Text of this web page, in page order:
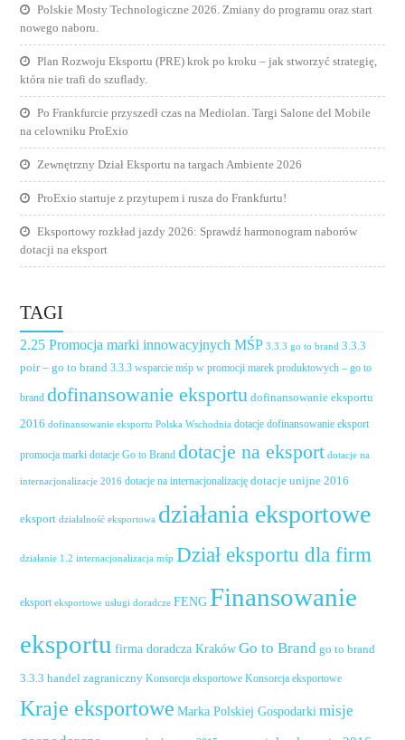
Polskie Mosty Technologiczne 2026. Zmiany do programu oraz start
nowego naboru.
Plan Rozwoju Eksportu (PRE) krok po kroku – jak stworzyć strategię,
która nie trafi do szuflady.
Po Frankfurcie przyszedł czas na Mediolan. Targi Salone del Mobile
na celowniku ProExio
Zewnętrzny Dział Eksportu na targach Ambiente 2026
ProExio startuje z przytupem i rusza do Frankfurtu!
Eksportowy rozkład jazdy 2026: Sprawdź harmonogram naborów
dotacji na eksport
TAGI
2.25 Promocja marki innowacyjnych MŚP 3.3.3 go to brand 3.3.3
poir – go to brand 3.3.3 wsparcie mśp w promocji marek produktowych – go to
brand dofinansowanie eksportu dofinansowanie eksportu
2016 dofinansowanie eksportu Polska Wschodnia dotacje dofinansowanie eksport
promocja marki dotacje Go to Brand dotacje na eksport dotacje na
internacjonalizacje 2016 dotacje na internacjonalizację dotacje unijne 2016
eksport działalność eksportowa działania eksportowe
działanie 1.2 internacjonalizacja mśp Dział eksportu dla firm
eksport eksportowe usługi doradcze FENG Finansowanie
eksportu firma doradcza Kraków Go to Brand go to brand
3.3.3 handel zagraniczny Konsorcja eksportowe Konsorcja eksportowe
Kraje eksportowe Marka Polskiej Gospodarki misje